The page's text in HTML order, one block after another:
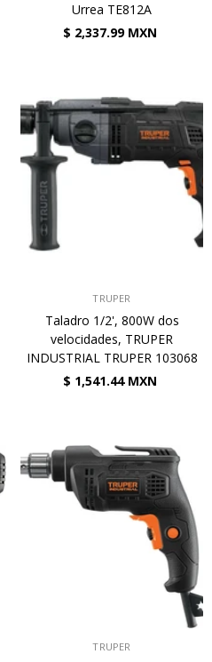
Urrea TE812A
$ 2,337.99 MXN
TRUPER
Taladro 1/2', 800W dos
velocidades, TRUPER
INDUSTRIAL TRUPER 103068
$ 1,541.44 MXN
TRUPER